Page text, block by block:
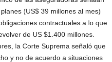
(US$ 39 millones al mes)
contractuales a lo que
de US $1.400 millones.
la Corte Suprema señaló que
y no de acuerdo a situaciones